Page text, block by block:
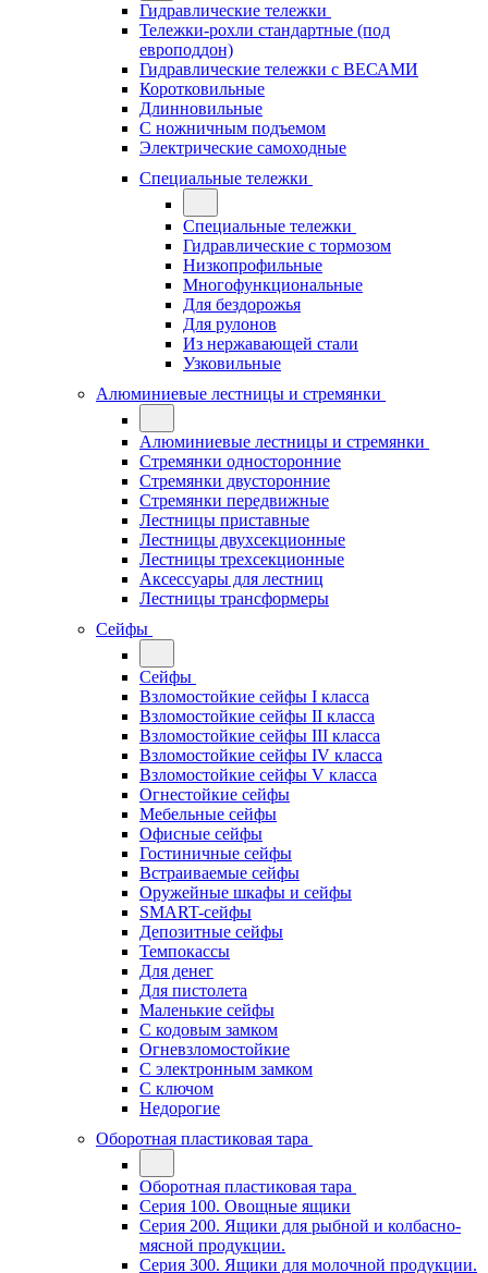
Гидравлические тележки
Тележки-рохли стандартные (под
европоддон)
Гидравлические тележки с ВЕСАМИ
Коротковильные
Длинновильные
С ножничным подъемом
Электрические самоходные
Специальные тележки
Специальные тележки
Гидравлические с тормозом
Низкопрофильные
Многофункциональные
Для бездорожья
Для рулонов
Из нержавающей стали
Узковильные
Алюминиевые лестницы и стремянки
Алюминиевые лестницы и стремянки
Стремянки односторонние
Стремянки двусторонние
Стремянки передвижные
Лестницы приставные
Лестницы двухсекционные
Лестницы трехсекционные
Аксессуары для лестниц
Лестницы трансформеры
Сейфы
Сейфы
Взломостойкие сейфы I класса
Взломостойкие сейфы II класса
Взломостойкие сейфы III класса
Взломостойкие сейфы IV класса
Взломостойкие сейфы V класса
Огнестойкие сейфы
Мебельные сейфы
Офисные сейфы
Гостиничные сейфы
Встраиваемые сейфы
Оружейные шкафы и сейфы
SMART-сейфы
Депозитные сейфы
Темпокассы
Для денег
Для пистолета
Маленькие сейфы
С кодовым замком
Огневзломостойкие
С электронным замком
С ключом
Недорогие
Оборотная пластиковая тара
Оборотная пластиковая тара
Серия 100. Овощные ящики
Серия 200. Ящики для рыбной и колбасно-
мясной продукции.
Серия 300. Ящики для молочной продукции.